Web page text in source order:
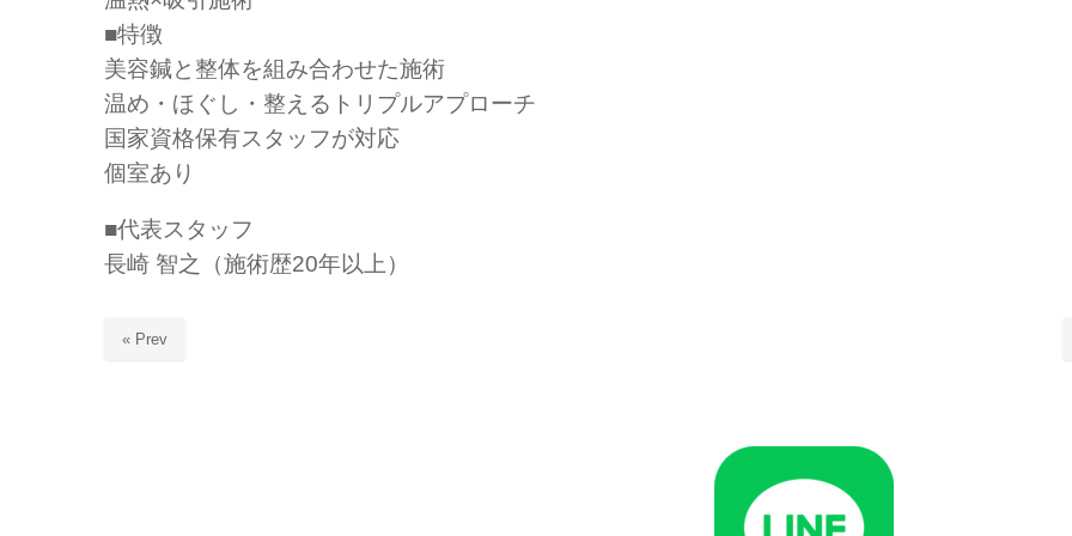
■特徴
美容鍼と整体を組み合わせた施術
温め・ほぐし・整えるトリプルアプローチ
国家資格保有スタッフが対応
個室あり
■代表スタッフ
長崎 智之（施術歴20年以上）
« Prev